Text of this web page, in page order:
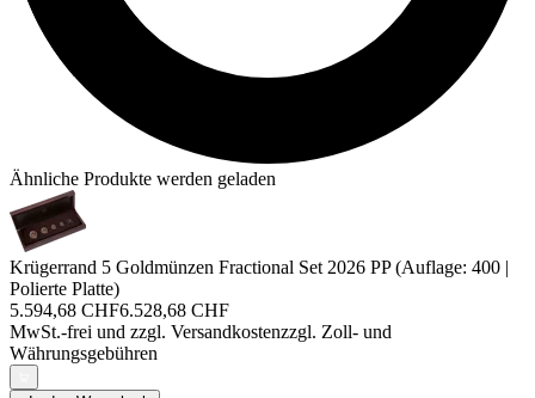
Ähnliche Produkte werden geladen
Krügerrand 5 Goldmünzen Fractional Set 2026 PP (Auflage: 400 |
Polierte Platte)
5.594,68 CHF6.528,68 CHF
MwSt.-frei und zzgl. Versandkostenzzgl. Zoll- und
Währungsgebühren